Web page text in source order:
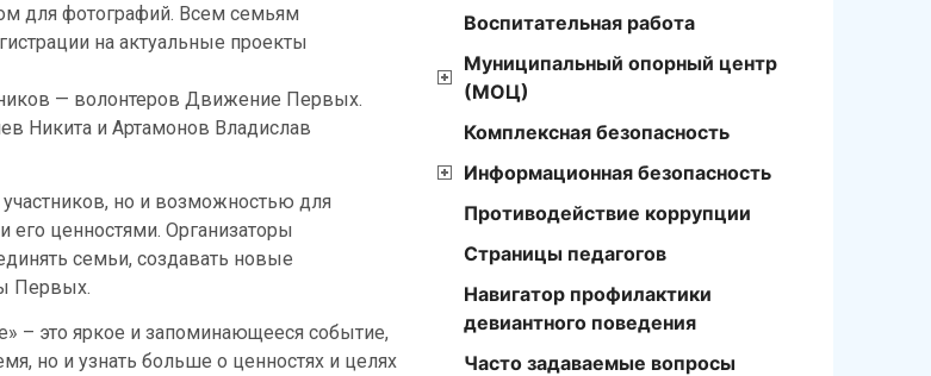
для фотографий. Всем семьям
на актуальные проекты
— волонтеров Движение Первых.
Никита и Артамонов Владислав
но и возможностью для
ценностями. Организаторы
семьи, создавать новые
Первых.
– это яркое и запоминающееся событие,
но и узнать больше о ценностях и целях
Воспитательная работа
Муниципальный опорный центр
(МОЦ)
Комплексная безопасность
Информационная безопасность
Противодействие коррупции
Страницы педагогов
Навигатор профилактики
девиантного поведения
Часто задаваемые вопросы